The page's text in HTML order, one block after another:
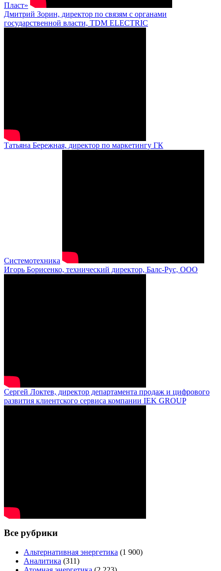
Пласт»
Дмитрий Зорин, директор по связям с органами
государственной власти, TDM ELECTRIC
Татьяна Бережная, директор по маркетингу ГК
Системотехника
Игорь Борисенко, технический директор, Балс-Рус, ООО
Сергей Локтев, директор департамента продаж и цифрового
развития клиентского сервиса компании IEK GROUP
Все рубрики
Альтернативная энергетика (1 900)
Аналитика (311)